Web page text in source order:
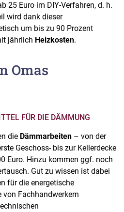
25 Euro im DIY-Verfahren, d. h.
wird dank dieser
um bis zu 90 Prozent
jährlich Heizkosten.
Omas
FÜR DIE DÄMMUNG
die Dämmarbeiten – von der
Geschoss- bis zur Kellerdecke
Euro. Hinzu kommen ggf. noch
Gut zu wissen ist dabei
für die energetische
von Fachhandwerkern